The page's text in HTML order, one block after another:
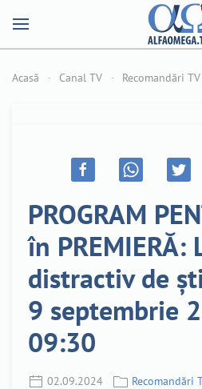
Acasă Canal TV Recomandări
PROGRAM
în
distractiv de
9 septembrie
09:30
02.09.2024 Recomandări